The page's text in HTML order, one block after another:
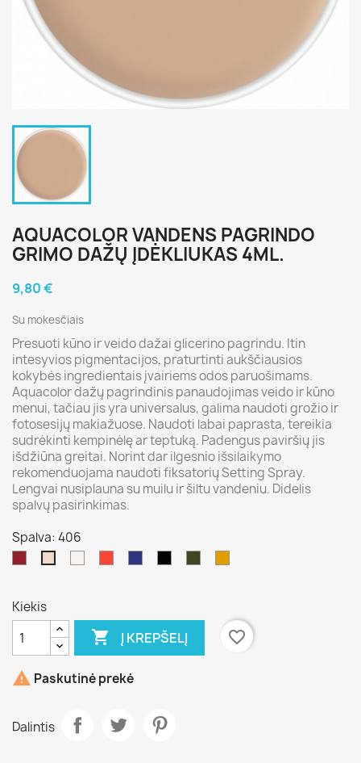
AQUACOLOR VANDENS PAGRINDO
GRIMO DAŽŲ ĮDĖKLIUKAS 4ML.
9,80 €
Su mokesčiais
Presuoti kūno ir veido dažai glicerino pagrindu. Itin
intesyvios pigmentacijos, praturtinti aukščiausios
kokybės ingredientais įvairiems odos paruošimams.
Aquacolor dažų pagrindinis panaudojimas veido ir kūno
menui, tačiau jis yra universalus, galima naudoti grožio ir
fotosesijų makiažuose. Naudoti labai paprasta, tereikia
sudrėkinti kempinėlę ar teptuką. Padengus paviršių jis
išdžiūna greitai. Norint dar ilgesnio išsilaikymo
rekomenduojama naudoti fiksatorių Setting Spray.
Lengvai nusiplauna su muilu ir šiltu vandeniu. Didelis
spalvų pasirinkimas.
Spalva: 406
Kiekis
 Į KREPŠELĮ favorite_border
 Paskutinė prekė
Dalintis